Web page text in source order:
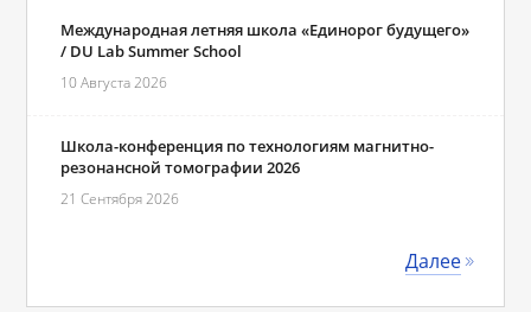
Международная летняя школа «Единорог будущего»
/ DU Lab Summer School
10 Августа 2026
Школа-конференция по технологиям магнитно-
резонансной томографии 2026
21 Сентября 2026
Далее